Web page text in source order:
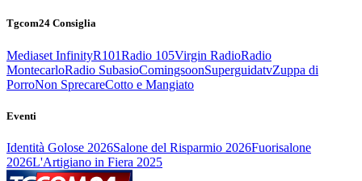
Tgcom24 Consiglia
Mediaset InfinityR101Radio 105Virgin RadioRadio
MontecarloRadio SubasioComingsoonSuperguidatvZuppa di
PorroNon SprecareCotto e Mangiato
Eventi
Identità Golose 2026Salone del Risparmio 2026Fuorisalone
2026L'Artigiano in Fiera 2025